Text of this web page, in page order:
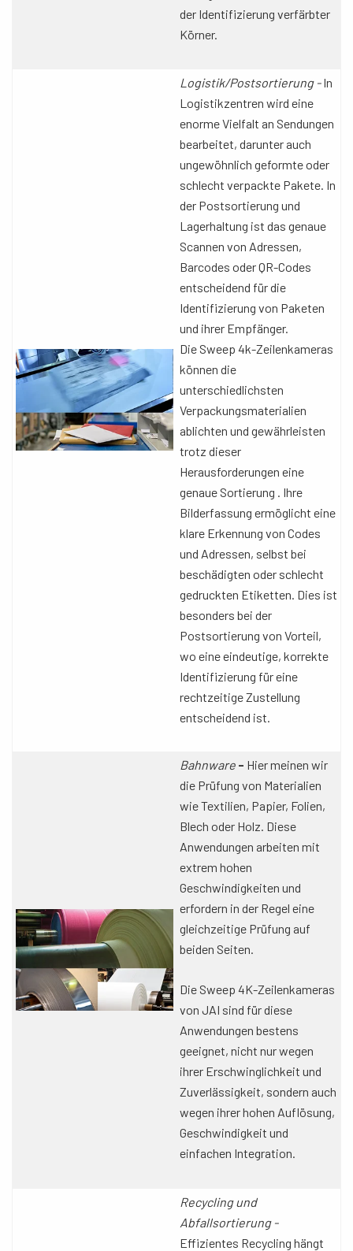
der Identifizierung verfärbter
Körner.
Logistik/Postsortierung -In
Logistikzentren wird eine
enorme Vielfalt an Sendungen
bearbeitet, darunter auch
ungewöhnlich geformte oder
schlecht verpackte Pakete. In
der Postsortierung und
Lagerhaltung ist das genaue
Scannen von Adressen,
Barcodes oder QR-Codes
entscheidend für die
Identifizierung von Paketen
und ihrer Empfänger.
Die Sweep 4k-Zeilenkameras
können die
unterschiedlichsten
Verpackungsmaterialien
ablichten und gewährleisten
trotz dieser
Herausforderungen eine
genaue Sortierung . Ihre
Bilderfassung ermöglicht eine
klare Erkennung von Codes
und Adressen, selbst bei
beschädigten oder schlecht
gedruckten Etiketten. Dies ist
besonders bei der
Postsortierung von Vorteil,
wo eine eindeutige, korrekte
Identifizierung für eine
rechtzeitige Zustellung
entscheidend ist.
Bahnware - Hier meinen wir
die Prüfung von Materialien
wie Textilien, Papier, Folien,
Blech oder Holz. Diese
Anwendungen arbeiten mit
extrem hohen
Geschwindigkeiten und
erfordern in der Regel eine
gleichzeitige Prüfung auf
beiden Seiten.
Die Sweep 4K-Zeilenkameras
von JAI sind für diese
Anwendungen bestens
geeignet, nicht nur wegen
ihrer Erschwinglichkeit und
Zuverlässigkeit, sondern auch
wegen ihrer hohen Auflösung,
Geschwindigkeit und
einfachen Integration.
Recycling und
Abfallsortierung -
Effizientes Recycling hängt